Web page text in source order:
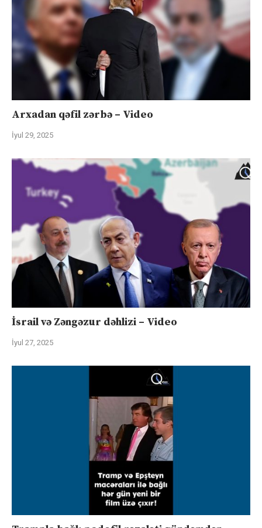
Arxadan qəfil zərbə – Video
İyul 29, 2025
İsrail və Zəngəzur dəhlizi – Video
İyul 27, 2025